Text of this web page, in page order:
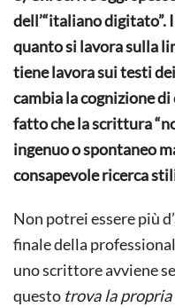
dell’“italiano digitato”.
quanto si lavora sulla
tiene lavora sui testi
cambia la cognizione
fatto che la scrittura
ingenuo o spontaneo
consapevole ricerca
Non potrei essere più
finale della
uno scrittore avviene
questo trova la propria